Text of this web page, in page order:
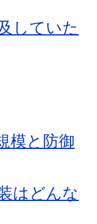
していた
模と防御
はどんな